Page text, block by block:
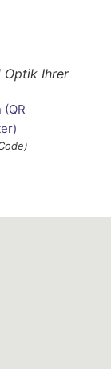
Optik Ihrer